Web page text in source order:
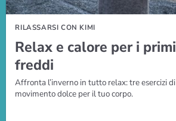
RILASSARSI CON KIMI
Relax e calore per i primi
freddi
Affronta l’inverno in tutto relax: tre esercizi di
movimento dolce per il tuo corpo.